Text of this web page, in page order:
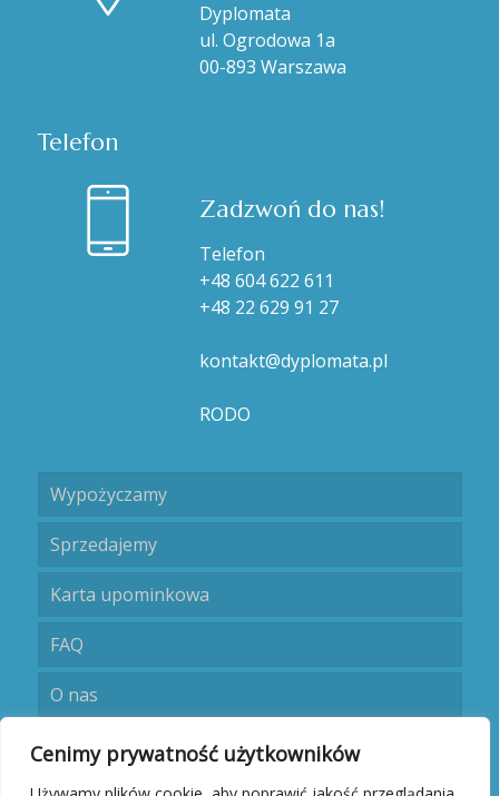
Cenimy prywatność użytkowników
Dyplomata
ul. Ogrodowa 1a
00-893 Warszawa
Telefon
Zadzwoń do nas!
Telefon
+48 604 622 611
+48 22 629 91 27
kontakt@dyplomata.pl
RODO
Wypożyczamy
Sprzedajemy
Karta upominkowa
FAQ
O nas
Umów się